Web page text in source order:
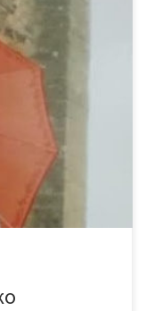
політикою,
Допомогає йому в
Оскільки
ми з
«Панасонік».
літа […]